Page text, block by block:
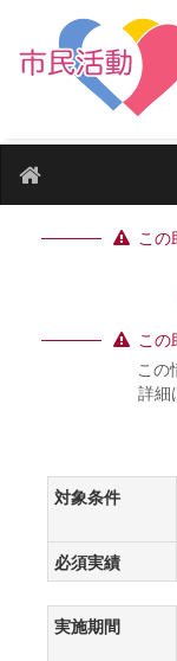
この
この
この
詳細
対象条件
必須実績
実施期間